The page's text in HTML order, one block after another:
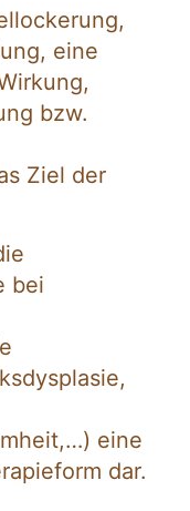
eine
bzw.
Ziel der
bei
eine
dar.